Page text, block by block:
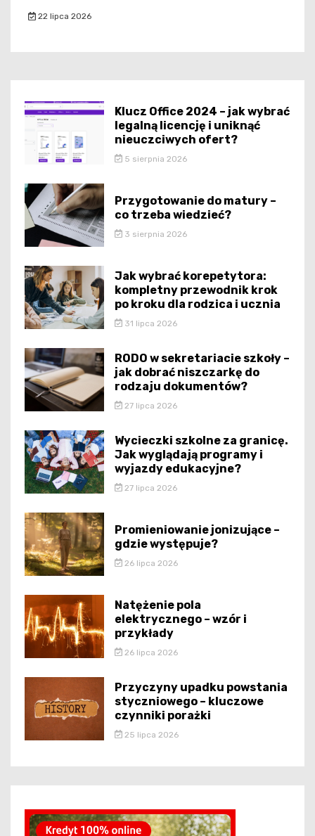
22 lipca 2026
Klucz Office 2024 – jak wybrać
legalną licencję i uniknąć
nieuczciwych ofert?
5 sierpnia 2026
Przygotowanie do matury –
co trzeba wiedzieć?
3 sierpnia 2026
Jak wybrać korepetytora:
kompletny przewodnik krok
po kroku dla rodzica i ucznia
31 lipca 2026
RODO w sekretariacie szkoły –
jak dobrać niszczarkę do
rodzaju dokumentów?
27 lipca 2026
Wycieczki szkolne za granicę.
Jak wyglądają programy i
wyjazdy edukacyjne?
27 lipca 2026
Promieniowanie jonizujące –
gdzie występuje?
26 lipca 2026
Natężenie pola
elektrycznego – wzór i
przykłady
26 lipca 2026
Przyczyny upadku powstania
styczniowego – kluczowe
czynniki porażki
25 lipca 2026